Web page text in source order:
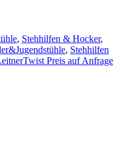
, Stehhilfen & Hocker,
, Stehhilfen
Preis auf Anfrage